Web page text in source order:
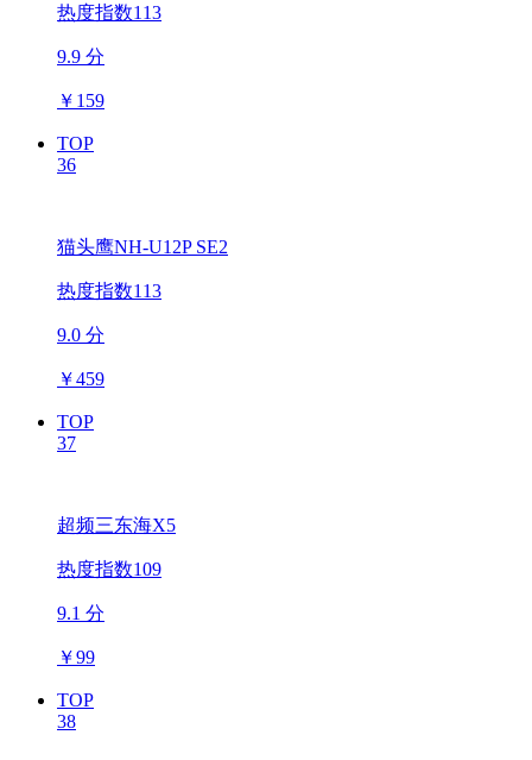
热度指数113
9.9 分
￥ 159
TOP
36
猫头鹰NH-U12P SE2
热度指数113
9.0 分
￥459
TOP
37
超频三东海X5
热度指数109
9.1 分
￥99
TOP
38